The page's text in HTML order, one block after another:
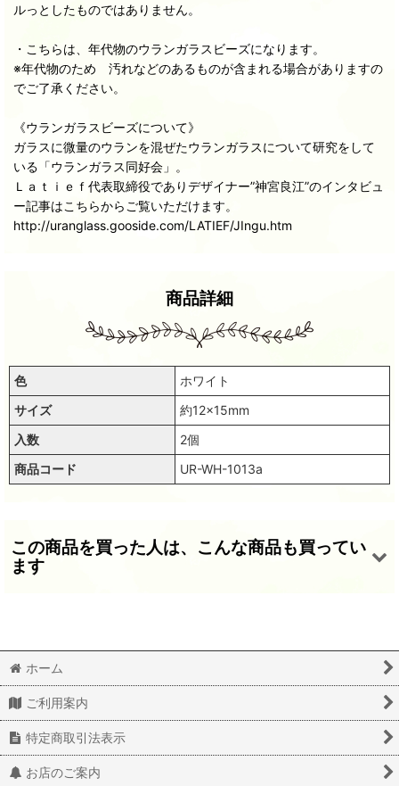
ルっとしたものではありません。
・こちらは、年代物のウランガラスビーズになります。
※年代物のため 汚れなどのあるものが含まれる場合がありますの
でご了承ください。
《ウランガラスビーズについて》
ガラスに微量のウランを混ぜたウランガラスについて研究をして
いる「ウランガラス同好会」。
Ｌａｔｉｅｆ代表取締役でありデザイナー”神宮良江”のインタビュ
ー記事はこちらからご覧いただけます。
http://uranglass.gooside.com/LATIEF/JIngu.htm
商品詳細
色
ホワイト
サイズ
約12×15mm
入数
2個
商品コード
UR-WH-1013a
この商品を買った人は、こんな商品も買ってい
ます
1,320円(税込)
ホーム
ご利用案内
特定商取引法表示
お店のご案内